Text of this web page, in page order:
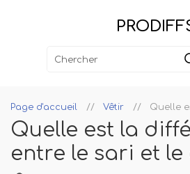
Page d'accueil Vêtir Quelle
Quelle est la
entre le sari et